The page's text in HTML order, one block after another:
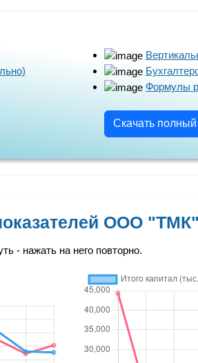
Формулы
Скачать полный
ООО "ТМК"
- нажать на него повторно.